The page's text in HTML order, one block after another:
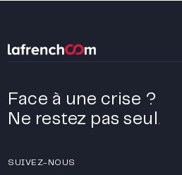
Face à une crise ?
Ne restez pas seul .
SUIVEZ-NOUS